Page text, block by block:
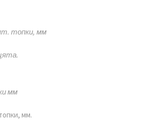
топки, мм
мм
мм.